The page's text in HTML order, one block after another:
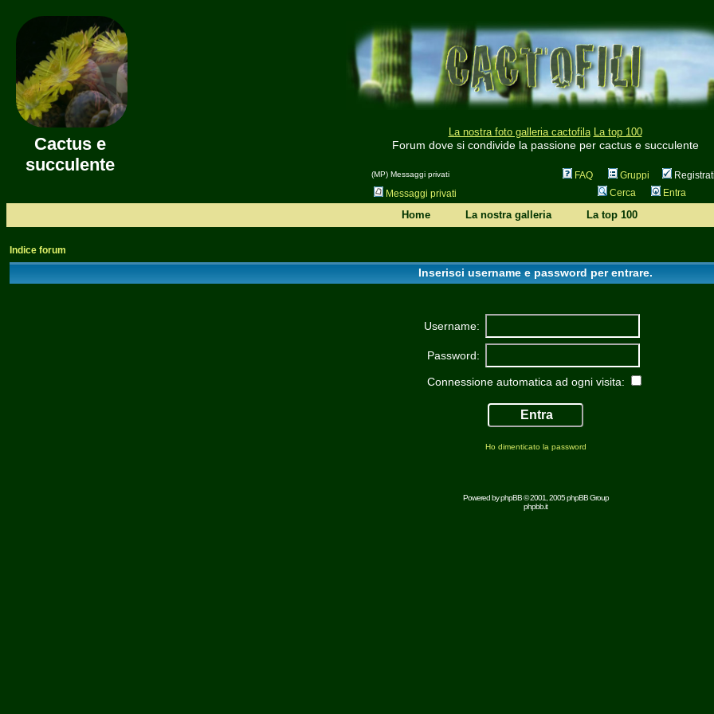
Cactus e
succulente
La nostra foto galleria cactofila La top 100
Forum dove si condivide la passione per cactus e succulente
(MP) Messaggi privati FAQ Gruppi
Messaggi privati
Cerca Entra
Home La nostra galleria La top 100
Indice forum
Inserisci username e password per entrare.
Username:
Password:
Connessione automatica ad ogni visita:
Ho dimenticato la password
Powered byphpBB© 2001, 2005 phpBB Group
phpbb.it